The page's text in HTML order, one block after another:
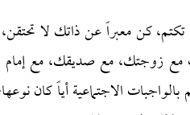
كن معبراً عن ذاتك لا
زوجتك، مع صديقك، مع إمام
الاجتماعية أياً كان